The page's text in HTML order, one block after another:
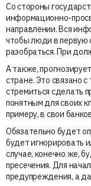
Со стороны
информационно-
направлении. Вся
чтобы люди в первую
разобраться. При
А также,
стране. Это связано
стремиться сделать
понятным для своих
примеру, в свои
Обязательно будет
будет игнорировать
случае, конечно же,
пресечения. Для
предупреждения, а